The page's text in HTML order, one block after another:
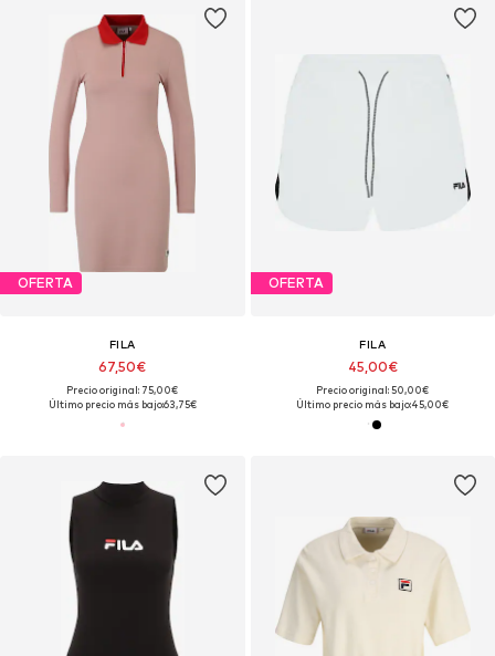
OFERTA
FILA
67,50€
Precio original: 75,00€
Último precio más bajo:63,75€
OFERTA
FILA
45,00€
Precio original: 50,00€
Último precio más bajo:45,00€